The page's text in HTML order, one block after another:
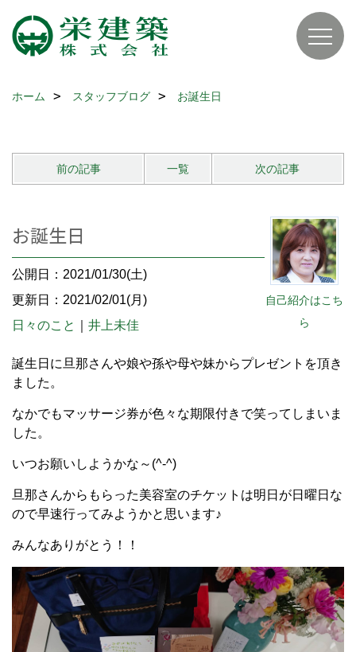
ホーム スタッフブログ お誕生日
前の記事 一覧 次の記事
自己紹介はこち
ら
お誕生日
公開日：2021/01/30(土)
更新日：2021/02/01(月)
日々のこと
井上未佳
誕生日に旦那さんや娘や孫や母や妹からプレゼントを頂き
ました。
なかでもマッサージ券が色々な期限付きで笑ってしまいま
した。
いつお願いしようかな～(^-^)
旦那さんからもらった美容室のチケットは明日が日曜日な
ので早速行ってみようかと思います♪
みんなありがとう！！